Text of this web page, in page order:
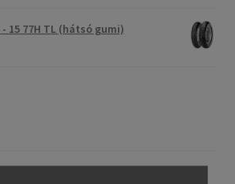
- 15 77H TL (hátsó gumi)
4–5 munkanapon belül szállítunk. A